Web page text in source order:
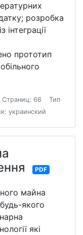
розробка
прототип
Страниц: 66
Тип
украинский
PDF
майна
якого
які